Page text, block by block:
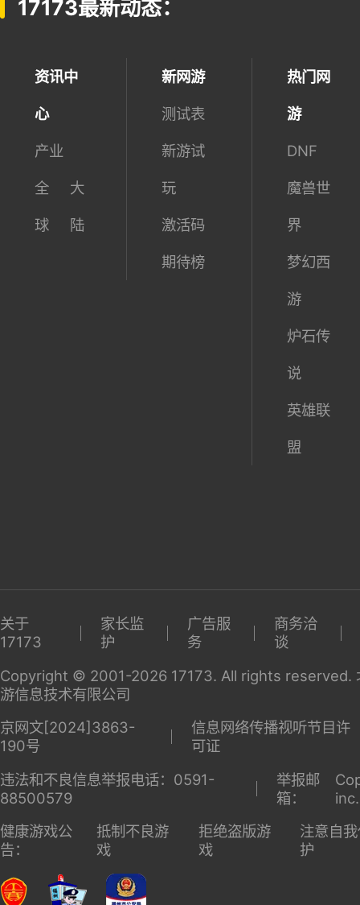
17173最新动态：
资讯中
心
产业
全
球
大
陆
新网游
测试表
新游试
玩
激活码
期待榜
热门网
游
DNF
魔兽世
界
梦幻西
游
炉石传
说
英雄联
盟
关于
17173
家长监
护
广告服
务
商务洽
谈
Copyright © 2001-2026 17173. All rights reserved.
游信息技术有限公司
京网文[2024]3863-
190号
信息网络传播视听节目许
可证
违法和不良信息举报电话：0591-
88500579
举报邮
箱：
健康游戏公
告：
抵制不良游
戏
拒绝盗版游
戏
注意自
护